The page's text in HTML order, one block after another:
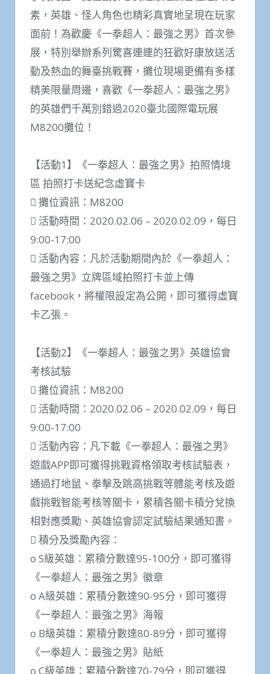
素，英雄、怪人角色也精彩真實地呈現在玩家
面前！為歡慶《一拳超人：最強之男》首次參
展，特別舉辦系列驚喜連連的狂歡好康放送活
動及熱血的舞臺挑戰賽，攤位現場更備有多樣
精美限量周邊，喜歡《一拳超人：最強之男》
的英雄們千萬別錯過2020臺北國際電玩展
M8200攤位！
【活動1】《一拳超人：最強之男》拍照情境
區 拍照打卡送紀念虛寶卡
 攤位資訊：M8200
 活動時間：2020.02.06 – 2020.02.09，每日
9:00-17:00
 活動內容：凡於活動期間內於《一拳超人：
最強之男》立牌區域拍照打卡並上傳
facebook，將權限設定為公開，即可獲得虛寶
卡乙張。
【活動2】《一拳超人：最強之男》英雄協會
考核試驗
 攤位資訊：M8200
 活動時間：2020.02.06 – 2020.02.09，每日
9:00-17:00
 活動內容：凡下載《一拳超人：最強之男》
遊戲APP即可獲得挑戰資格領取考核試驗表，
通過打地鼠、拳擊及跳高挑戰等體能考核及遊
戲挑戰智能考核等關卡，累積各關卡積分兌換
相對應獎勵、英雄協會認定試驗結果通知書。
 積分及獎勵內容：
o S級英雄：累積分數達95-100分，即可獲得
《一拳超人：最強之男》徽章
o A級英雄：累積分數達90-95分，即可獲得
《一拳超人：最強之男》海報
o B級英雄：累積分數達80-89分，即可獲得
《一拳超人：最強之男》貼紙
o C級英雄：累積分數達70-79分，即可獲得